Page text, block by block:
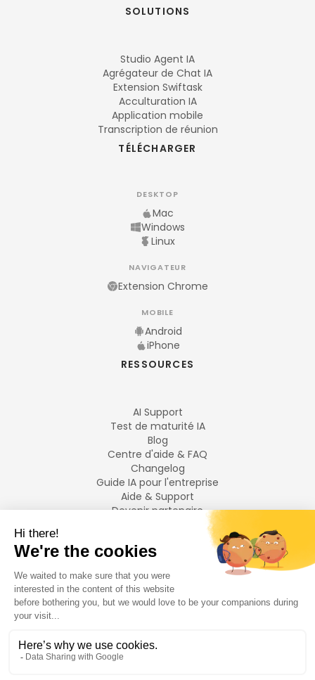
SOLUTIONS
Studio Agent IA
Agrégateur de Chat IA
Extension Swiftask
Acculturation IA
Application mobile
Transcription de réunion
TÉLÉCHARGER
DESKTOP
Mac
Windows
Linux
NAVIGATEUR
Extension Chrome
MOBILE
Android
iPhone
RESSOURCES
AI Support
Test de maturité IA
Blog
Centre d'aide & FAQ
Changelog
Guide IA pour l'entreprise
Aide & Support
Devenir partenaire
LANGUES
Français
English